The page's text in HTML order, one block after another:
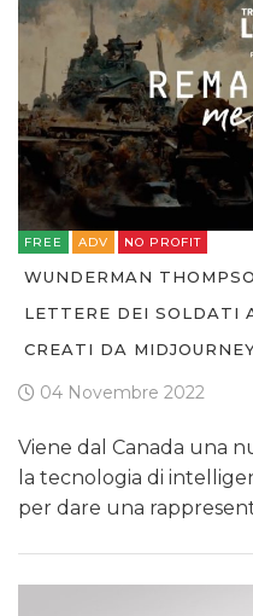
FREE ADV NO PROFIT
WUNDERMAN
LETTERE DEI SOLDATI
CREATI DA
04 Novembre 2022
Viene dal Canada una
la tecnologia di
per dare una